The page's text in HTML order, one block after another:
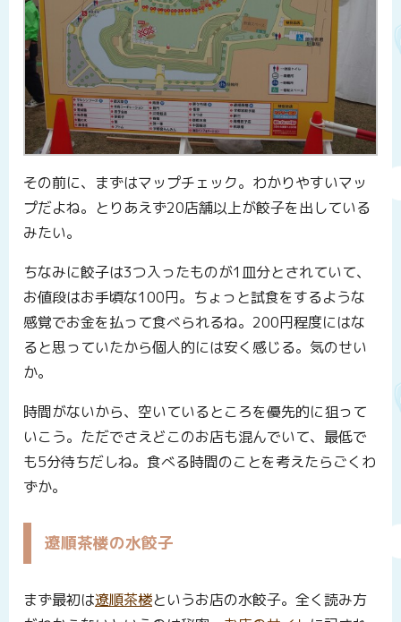
その前に、まずはマップチェック。わかりやすいマッ
プだよね。とりあえず20店舗以上が餃子を出している
みたい。
ちなみに餃子は3つ入ったものが1皿分とされていて、
お値段はお手頃な100円。ちょっと試食をするような
感覚でお金を払って食べられるね。200円程度にはな
ると思っていたから個人的には安く感じる。気のせい
か。
時間がないから、空いているところを優先的に狙って
いこう。ただでさえどこのお店も混んでいて、最低で
も5分待ちだしね。食べる時間のことを考えたらごくわ
ずか。
遼順茶楼の水餃子
まず最初は遼順茶楼というお店の水餃子。全く読み方